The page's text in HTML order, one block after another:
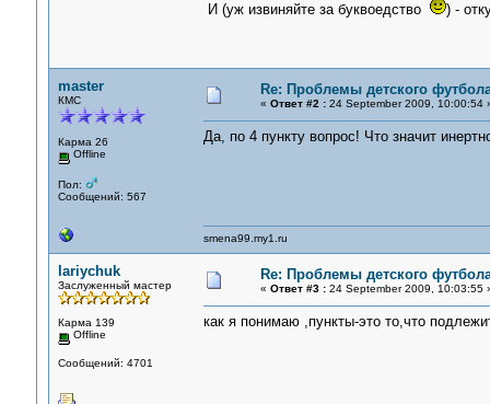
И (уж извиняйте за буквоедство
) -
master
КМС
Карма 26
Offline
Пол:
Сообщений: 567
Re: Проблемы детского
« Ответ #2 :24 September 2009, 10:00:54
Да, по 4 пункту вопрос! Что значит
smena99.my1.ru
lariychuk
Заслуженный мастер
Карма 139
Offline
Сообщений: 4701
Re: Проблемы детского
« Ответ #3 :24 September 2009, 10:03:55
как я понимаю ,пункты-это то,что